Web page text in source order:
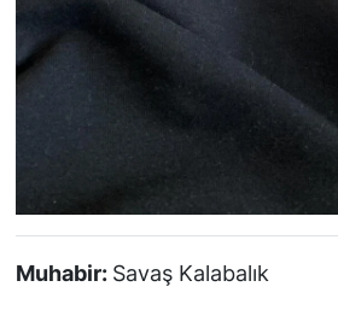
Muhabir: Savaş Kalabalık